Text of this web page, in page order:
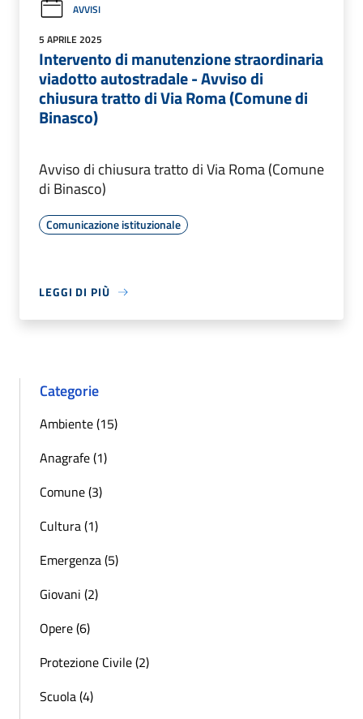
AVVISI
5 APRILE 2025
Intervento di manutenzione straordinaria
viadotto autostradale - Avviso di
chiusura tratto di Via Roma (Comune di
Binasco)
Avviso di chiusura tratto di Via Roma (Comune
di Binasco)
Comunicazione istituzionale
LEGGI DI PIÙ
Categorie
Ambiente (15)
Anagrafe (1)
Comune (3)
Cultura (1)
Emergenza (5)
Giovani (2)
Opere (6)
Protezione Civile (2)
Scuola (4)